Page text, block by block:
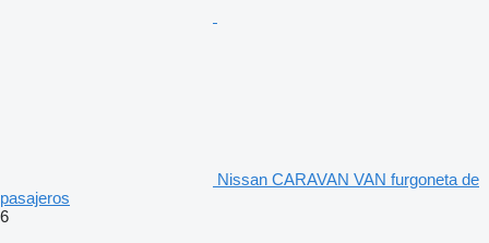
Nissan CARAVAN VAN furgoneta de
pasajeros
6